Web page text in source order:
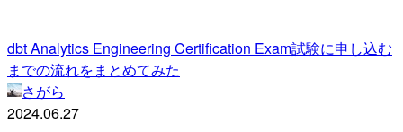
dbt Analytics Engineering Certification Exam試験に申し込む
までの流れをまとめてみた
さがら
2024.06.27